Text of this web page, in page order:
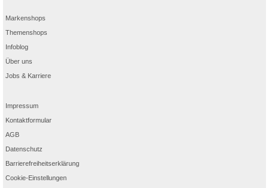
Markenshops
Themenshops
Infoblog
Über uns
Jobs & Karriere
Impressum
Kontaktformular
AGB
Datenschutz
Barrierefreiheitserklärung
Cookie-Einstellungen